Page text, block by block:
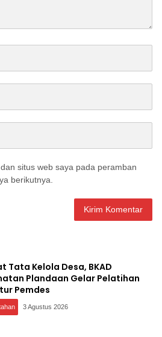
situs web saya pada peramban
berikutnya.
Tata Kelola Desa, BKAD
Plandaan Gelar Pelatihan
Pemdes
3 Agustus 2026